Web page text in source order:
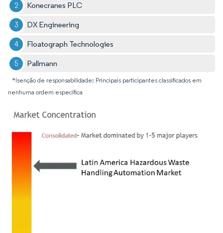
Konecranes PLC
DX Engineering
Floatograph Technologies
Pallmann
*Isenção de responsabilidade: Principais participantes classificados em
nenhuma ordem específica